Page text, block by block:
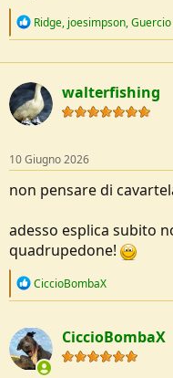
R
c
t
i
o
n
:
Ridge, joesimpson,Guercio
walterfishing
10 Giugno 2026
non pensare di
adesso esplica subito
quadrupedone!
R
c
t
i
o
CiccioBombaX
CiccioBombaX